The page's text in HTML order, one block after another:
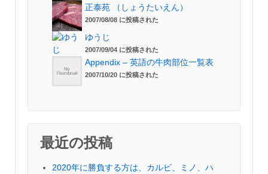
正泰苑 （しょうたいえん）
2007/08/08 に投稿された
ゆうじ
2007/09/04 に投稿された
Appendix – 英語の牛肉部位一覧表
2007/10/20 に投稿された
最近の投稿
2020年に勝負する方は、カルビ、ミノ、ハ